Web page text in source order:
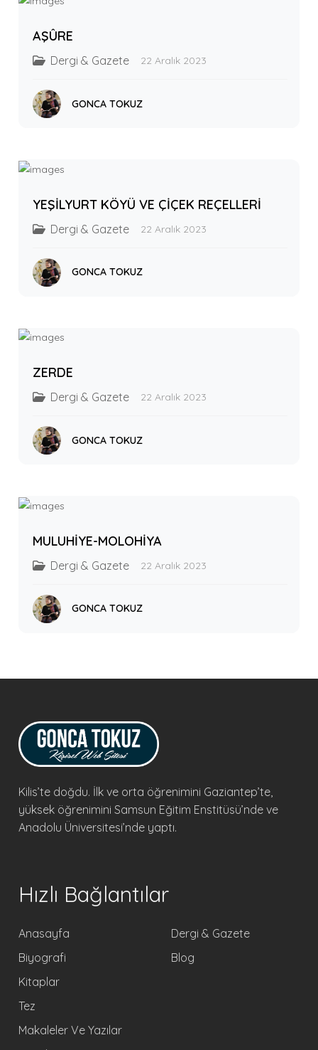
AŞÛRE
Dergi & Gazete 22 Aralık 2023
GONCA TOKUZ
YEŞİLYURT KÖYÜ VE ÇİÇEK REÇELLERİ
Dergi & Gazete 22 Aralık 2023
GONCA TOKUZ
ZERDE
Dergi & Gazete 22 Aralık 2023
GONCA TOKUZ
MULUHİYE-MOLOHİYA
Dergi & Gazete 22 Aralık 2023
GONCA TOKUZ
Kilis’te doğdu. İlk ve orta öğrenimini Gaziantep’te,
yüksek öğrenimini Samsun Eğitim Enstitüsü’nde ve
Anadolu Üniversitesi’nde yaptı.
Hızlı Bağlantılar
Anasayfa
Biyografi
Kitaplar
Tez
Makaleler Ve Yazılar
Dergi & Gazete
Blog